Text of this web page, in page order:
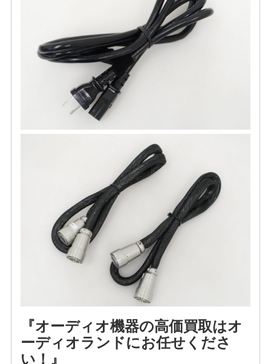
『オーディオ機器の高価買取はオ
ーディオランドにお任せくださ
い！』